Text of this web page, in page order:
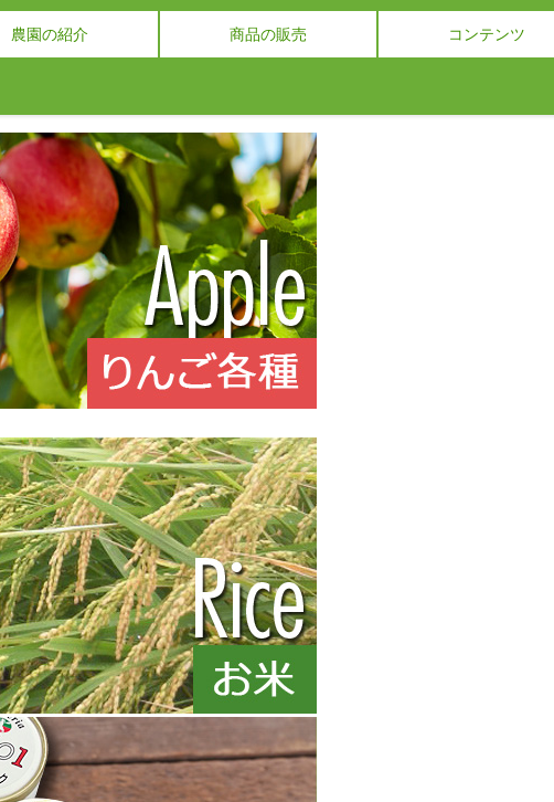
農園の紹介 商品の販売 コンテンツ